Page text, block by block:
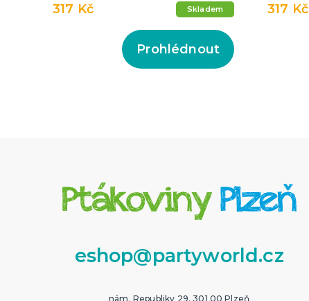
317 Kč Skladem
Prohlédnout
317 Kč
eshop@partyworld.cz
nám. Republiky 29, 301 00 Plzeň